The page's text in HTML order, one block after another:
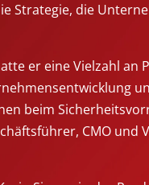
Strategie, die
er eine Vielzahl an
beim
CMO und